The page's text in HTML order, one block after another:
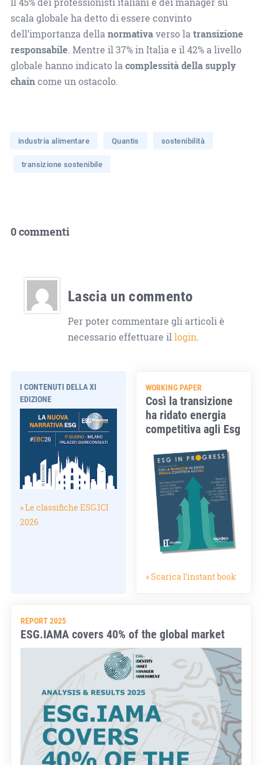
scala globale ha detto di essere convinto
dell’importanza dellanormativaverso latransizione
responsabile. Mentre il 37% in Italia e il 42% a livello
globale hanno indicato lacomplessità della supply
chaincome un ostacolo.
industria alimentare Quantis sostenibilità
transizione sostenibile
0 commenti
Lascia un commento
Per poter commentare gli articoli è
necessario effettuare illogin.
I CONTENUTI DELLA XI
EDIZIONE
» Le classifiche ESG.ICI
2026
WORKING PAPER
Così la transizione
ha ridato energia
competitiva agli Esg
» Scarica l'instant book
REPORT 2025
ESG.IAMA covers 40% of the global market